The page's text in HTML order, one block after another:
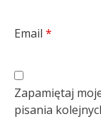
Email *
Zapamiętaj
pisania